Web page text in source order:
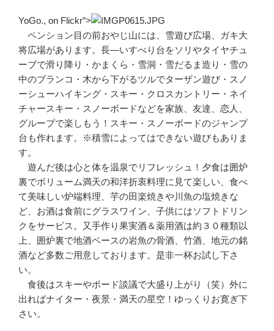
YoGo., on Flickr”>
ペンション目の前おやじ山には、雪遊び広場、ガキ大
将広場があります。長―いすべり台をソリやタイヤチュ
ーブで滑り降り・かまくら・雪洞・雪だるま造り・雪の
中のブランコ・木から下がるツルでターザン遊び・スノ
ーシューハイキング・スキー・クロスカントリー・ネイ
チャースキー・スノーボードなどを家族、友達、恋人、
グループで楽しもう！スキー・スノーボードのジャンプ
台も作れます。※積雪によってはできない遊びもありま
す。
遊んだ後は心と体を温泉でリフレッシュ！夕食は囲炉
裏でボリューム満天の和洋折衷料理に見て楽しい、食べ
て美味しい炉端料理、芋の田楽焼きや川魚の塩焼きな
ど、お酒は食前にグラスワイン、子供にはソフトドリン
クをサービス。又手作り果実酒＆薬用酒は約３０種類以
上、囲炉裏で地酒ベースの岩魚の骨酒、竹酒、地元の銘
酒など多数ご用意しております。是非一杯お試し下さ
い。
食後はスキーやボード談議で大盛り上がり（笑）外に
出ればナイター・夜景・満天の星空！ゆっくりお寛ぎ下
さい。